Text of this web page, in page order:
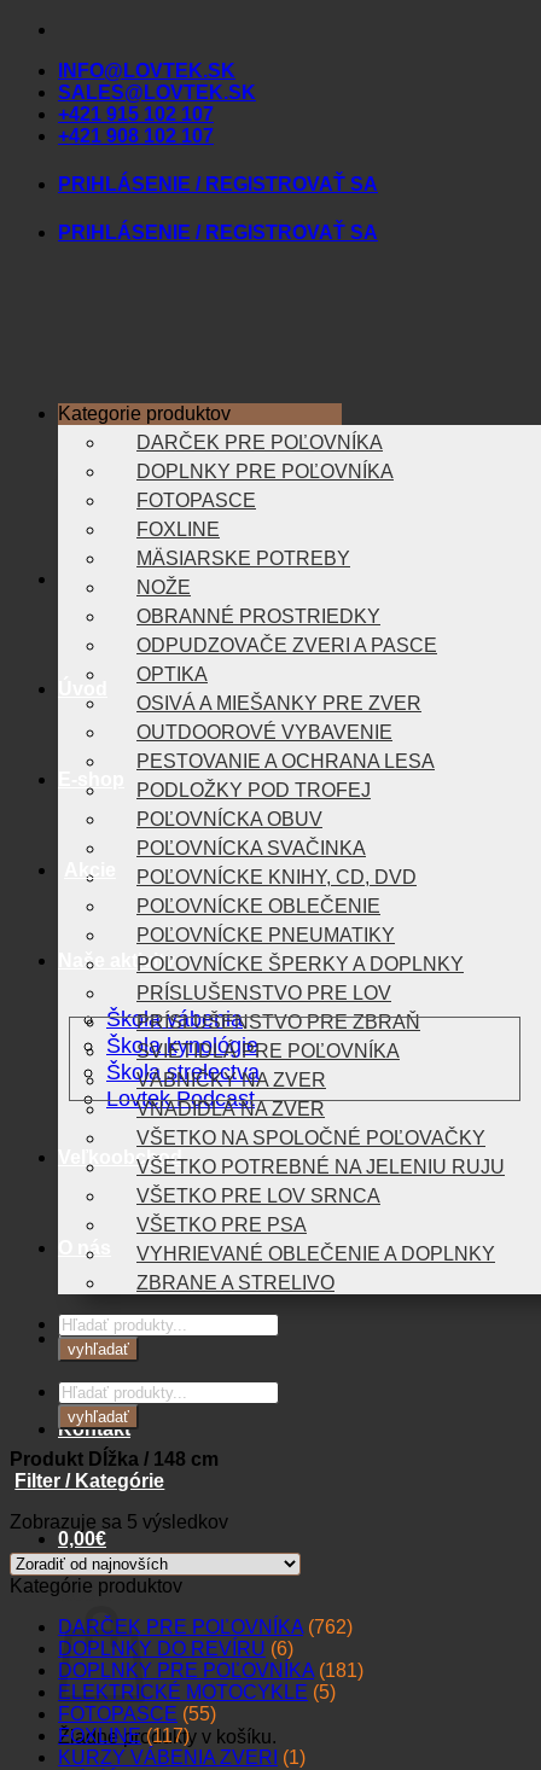
Skip
contentINFO@LOVTEK.SK
SALES@LOVTEK.SK
+421 915 102 107
+421 908 102 107
PRIHLÁSENIE / REGISTROVAŤ SA
PRIHLÁSENIE / REGISTROVAŤ SA
Akcie
Naše aktivity
Škola vábenia
Škola kynológie
Škola strelectva
Lovtek Podcast
Veľkoobchod
O nás
Blog
Kontakt
0,00€
Košík
Žiadne produkty v košíku.
Kategorie produktov
DARČEK PRE POĽOVNÍKA
DOPLNKY PRE POĽOVNÍKA
FOTOPASCE
FOXLINE
MÄSIARSKE POTREBY
NOŽE
OBRANNÉ PROSTRIEDKY
ODPUDZOVAČE ZVERI A PASCE
OPTIKA
OSIVÁ A MIEŠANKY PRE ZVER
OUTDOOROVÉ VYBAVENIE
PESTOVANIE A OCHRANA LESA
PODLOŽKY POD TROFEJ
POĽOVNÍCKA OBUV
POĽOVNÍCKA SVAČINKA
POĽOVNÍCKE KNIHY, CD, DVD
POĽOVNÍCKE OBLEČENIE
POĽOVNÍCKE PNEUMATIKY
POĽOVNÍCKE ŠPERKY A DOPLNKY
PRÍSLUŠENSTVO PRE LOV
PRÍSLUŠENSTVO PRE ZBRAŇ
SVIETIDLÁ PRE POĽOVNÍKA
VÁBNIČKY NA ZVER
VNADIDLÁ NA ZVER
VŠETKO NA SPOLOČNÉ POĽOVAČKY
VŠETKO POTREBNÉ NA JELENIU RUJU
VŠETKO PRE LOV SRNCA
VŠETKO PRE PSA
VYHRIEVANÉ OBLEČENIE A DOPLNKY
ZBRANE A STRELIVO
Products
search
vyhľadať
Products
search
vyhľadať
Produkt Dĺžka / 148 cm
Filter / Kategórie
Zobrazuje sa 5 výsledkovZoradené
najnovších
Kategórie produktov
DARČEK PRE POĽOVNÍKA (762)
DOPLNKY DO REVÍRU (6)
DOPLNKY PRE POĽOVNÍKA (181)
ELEKTRICKÉ MOTOCYKLE (5)
FOTOPASCE (55)
FOXLINE (117)
KURZY VÁBENIA ZVERI (1)